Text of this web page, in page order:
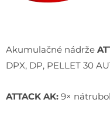
Akumulačné nádrže
DPX, DP, PELLET 30
ATTACK AK: 9×